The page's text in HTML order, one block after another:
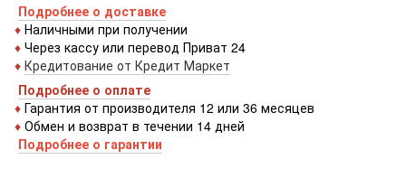
Подробнее о доставке
♦ Наличными при получении
♦ Через кассу или перевод Приват 24
♦ Кредитование от Кредит Маркет
Подробнее о оплате
♦ Гарантия от производителя 12 или 36 месяцев
♦ Обмен и возврат в течении 14 дней
Подробнее о гарантии